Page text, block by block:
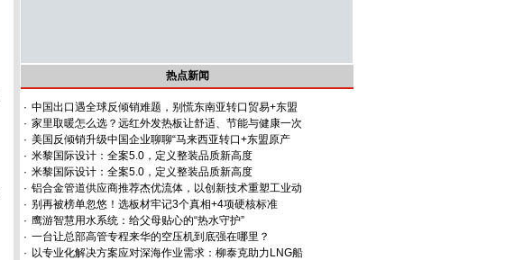
热点新闻
· 中国出口遇全球反倾销难题，别慌东南亚转口贸易+东盟
· 家里取暖怎么选？远红外发热板让舒适、节能与健康一次
· 美国反倾销升级中国企业聊聊“马来西亚转口+东盟原产
· 米黎国际设计：全案5.0，定义整装品质新高度
· 米黎国际设计：全案5.0，定义整装品质新高度
· 铝合金管道供应商推荐杰优流体，以创新技术重塑工业动
· 别再被榜单忽悠！选板材牢记3个真相+4项硬核标准
· 鹰游智慧用水系统：给父母贴心的“热水守护”
· 一台让总部高管专程来华的空压机到底强在哪里？
· 以专业化解决方案应对深海作业需求：柳泰克助力LNG船